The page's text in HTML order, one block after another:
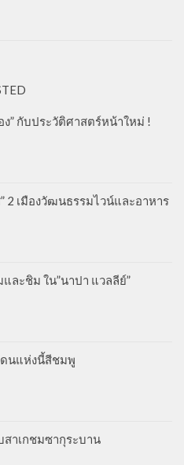
ง” กับประวัติศาสตร์หน้าใหม่ !
2 เมืองวัฒนธรรมไวน์และอาหาร
ละชิม ใน”นาปา แวลลีย์”
ดนแห่งนี้สีชมพู
สาเกชมซากุระบาน